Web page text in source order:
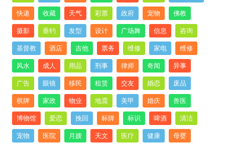
快递 收藏 天气 彩票 政府 宠物 佛教
摄影 垂钓 发型 设计 广场舞 信息 咨询
基督教 酒店 吉他 票务 维修 家电 维修
风水 成人 用品 刑事 律师 奇闻 异事
广告 眼镜 移民 租赁 交友 婚恋 废品
棋牌 家政 物业 地震 美甲 婚庆 兽医
博物馆 爱恋 挽回 标牌 标识 啤酒 清洁
宠物 医院 月嫂 天文 医疗 健康 母婴